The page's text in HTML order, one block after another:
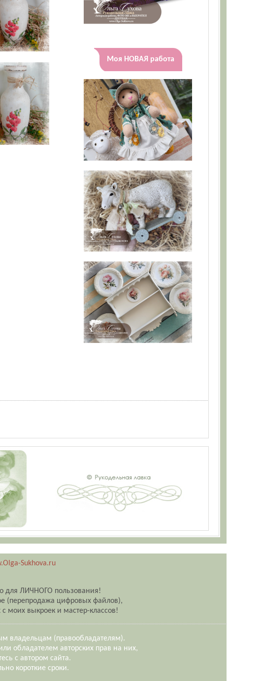
Моя НОВАЯ работа
Sukhova.ru
для ЛИЧНОГО пользования!
(перепродажа цифровых файлов),
моих выкроек и мастер-классов!
владельцам (правообладателям).
обладателем авторских прав на них,
с автором сайта.
короткие сроки.